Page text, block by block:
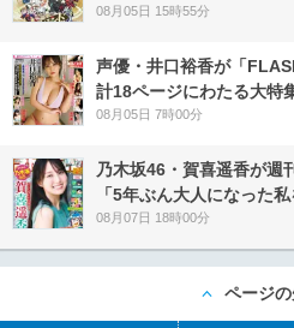
08月05日 15時55分
声優・井口裕香が「
計18ページにわたる大特
08月05日 7時00分
乃木坂46・賀喜遥香が週
「5年ぶん大人になった
08月07日 18時00分
ページ